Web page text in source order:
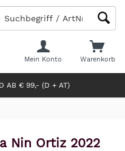
AB € 99,- (D + AT)
Warenkorb
Mein Konto
Nin Ortiz 2022